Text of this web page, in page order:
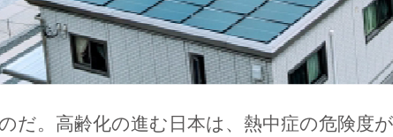
だ。高齢化の進む日本は、熱中症の危険度